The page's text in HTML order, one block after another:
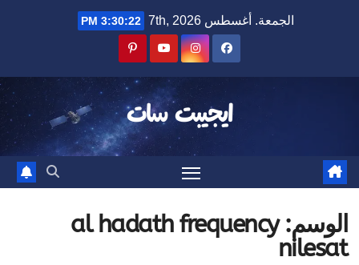
الجمعة. أغسطس 7th, 2026 3:30:22 PM
ايجيبت سات
الوسم:al hadath frequency
nilesat